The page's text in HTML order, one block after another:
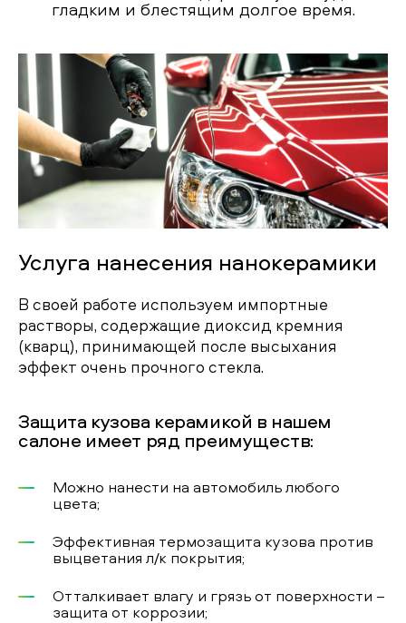
гладким и блестящим долгое время.
Услуга нанесения нанокерамики
В своей работе используем импортные
растворы, содержащие диоксид кремния
(кварц), принимающей после высыхания
эффект очень прочного стекла.
Защита кузова керамикой в нашем
салоне имеет ряд преимуществ:
Можно нанести на автомобиль любого
цвета;
Эффективная термозащита кузова против
выцветания л/к покрытия;
Отталкивает влагу и грязь от поверхности –
защита от коррозии;